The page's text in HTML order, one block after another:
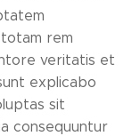
rem
veritatis et
explicabo
sit
consequuntur